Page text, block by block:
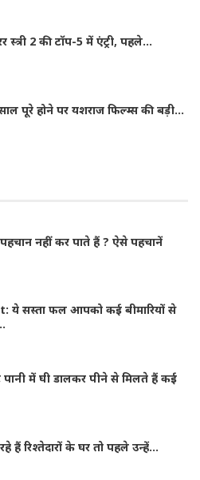
स्‍त्री 2 की टॉप-5 में एंट्री, पहले…
साल पूरे होने पर यशराज फिल्‍म्‍स की बड़ी…
नहीं कर पाते हैं ? ऐसे पहचानें
ये सस्ता फल आपको कई बीमारियों से
में घी डालकर पीने से मिलते हैं कई
हैं रिश्तेदारों के घर तो पहले उन्हें…